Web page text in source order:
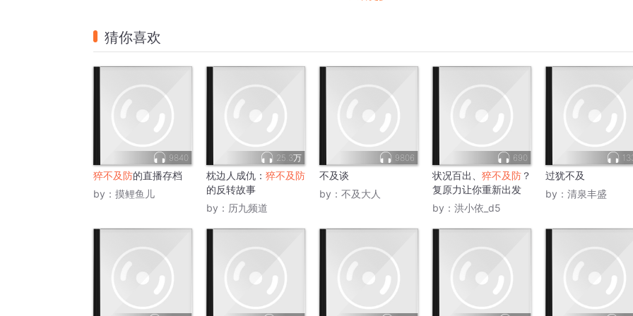
猜你喜欢
9840
猝不及防的直播存档
by： 摸鲤鱼儿
25.3万
枕边人成仇： 猝不及防
的反转故事
by： 历九频道
9806
不及谈
by： 不及大人
690
状况百出、 猝不及防 ？
复原力让你重新出发
by： 洪小依_d5
过犹不及
by： 清泉丰盛